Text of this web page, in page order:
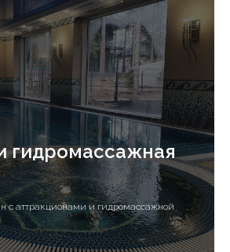
гидромассажная
с аттракционами и гидромассажной